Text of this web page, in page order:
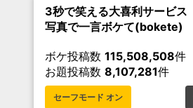
3秒で笑える大喜利サービス
写真で一言ボケて(bokete)
ボケ投稿数 115,508,508件
お題投稿数 8,107,281件
セーフモード オン